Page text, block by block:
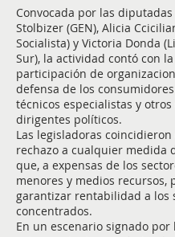
Convocada por las
Stolbizer (GEN), Alicia
Socialista) y Victoria Donda
Sur), la actividad contó con la
participación de
defensa de los
técnicos especialistas y
dirigentes políticos.
Las legisladoras coincidieron
rechazo a cualquier medida
que, a expensas de los
menores y medios recursos,
garantizar rentabilidad a los
concentrados.
En un escenario signado por